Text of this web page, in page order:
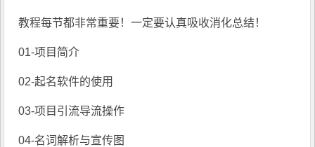
教程每节都非常重要！一定要认真吸收消化总结！
01-项目简介
02-起名软件的使用
03-项目引流导流操作
04-名词解析与宣传图